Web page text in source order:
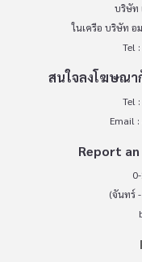
บริษัท
ในเครือ บริษัท อ
Tel
สนใจลงโฆษณา
Tel
Email :
Report
(จันทร์